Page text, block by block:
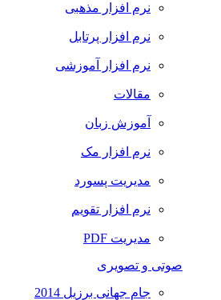
نرم افزار مذهبی
نرم افزار پرتابل
نرم افزار آموزشی
مقالات
آموزش زبان
نرم افزار مک
مدیریت پسورد
نرم افزار تقویم
مدیریت PDF
صوتی و تصویری
جام جهانی برزیل 2014